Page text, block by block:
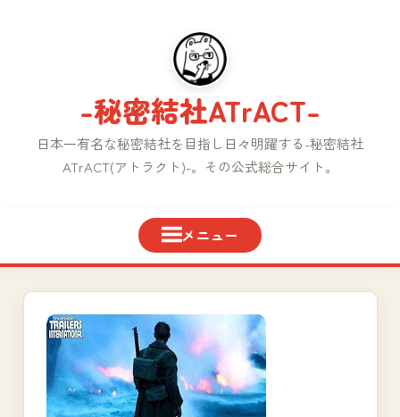
-秘密結社ATrACT-
日本一有名な秘密結社を目指し日々明躍する-秘密結社
ATrACT(アトラクト)-。その公式総合サイト。